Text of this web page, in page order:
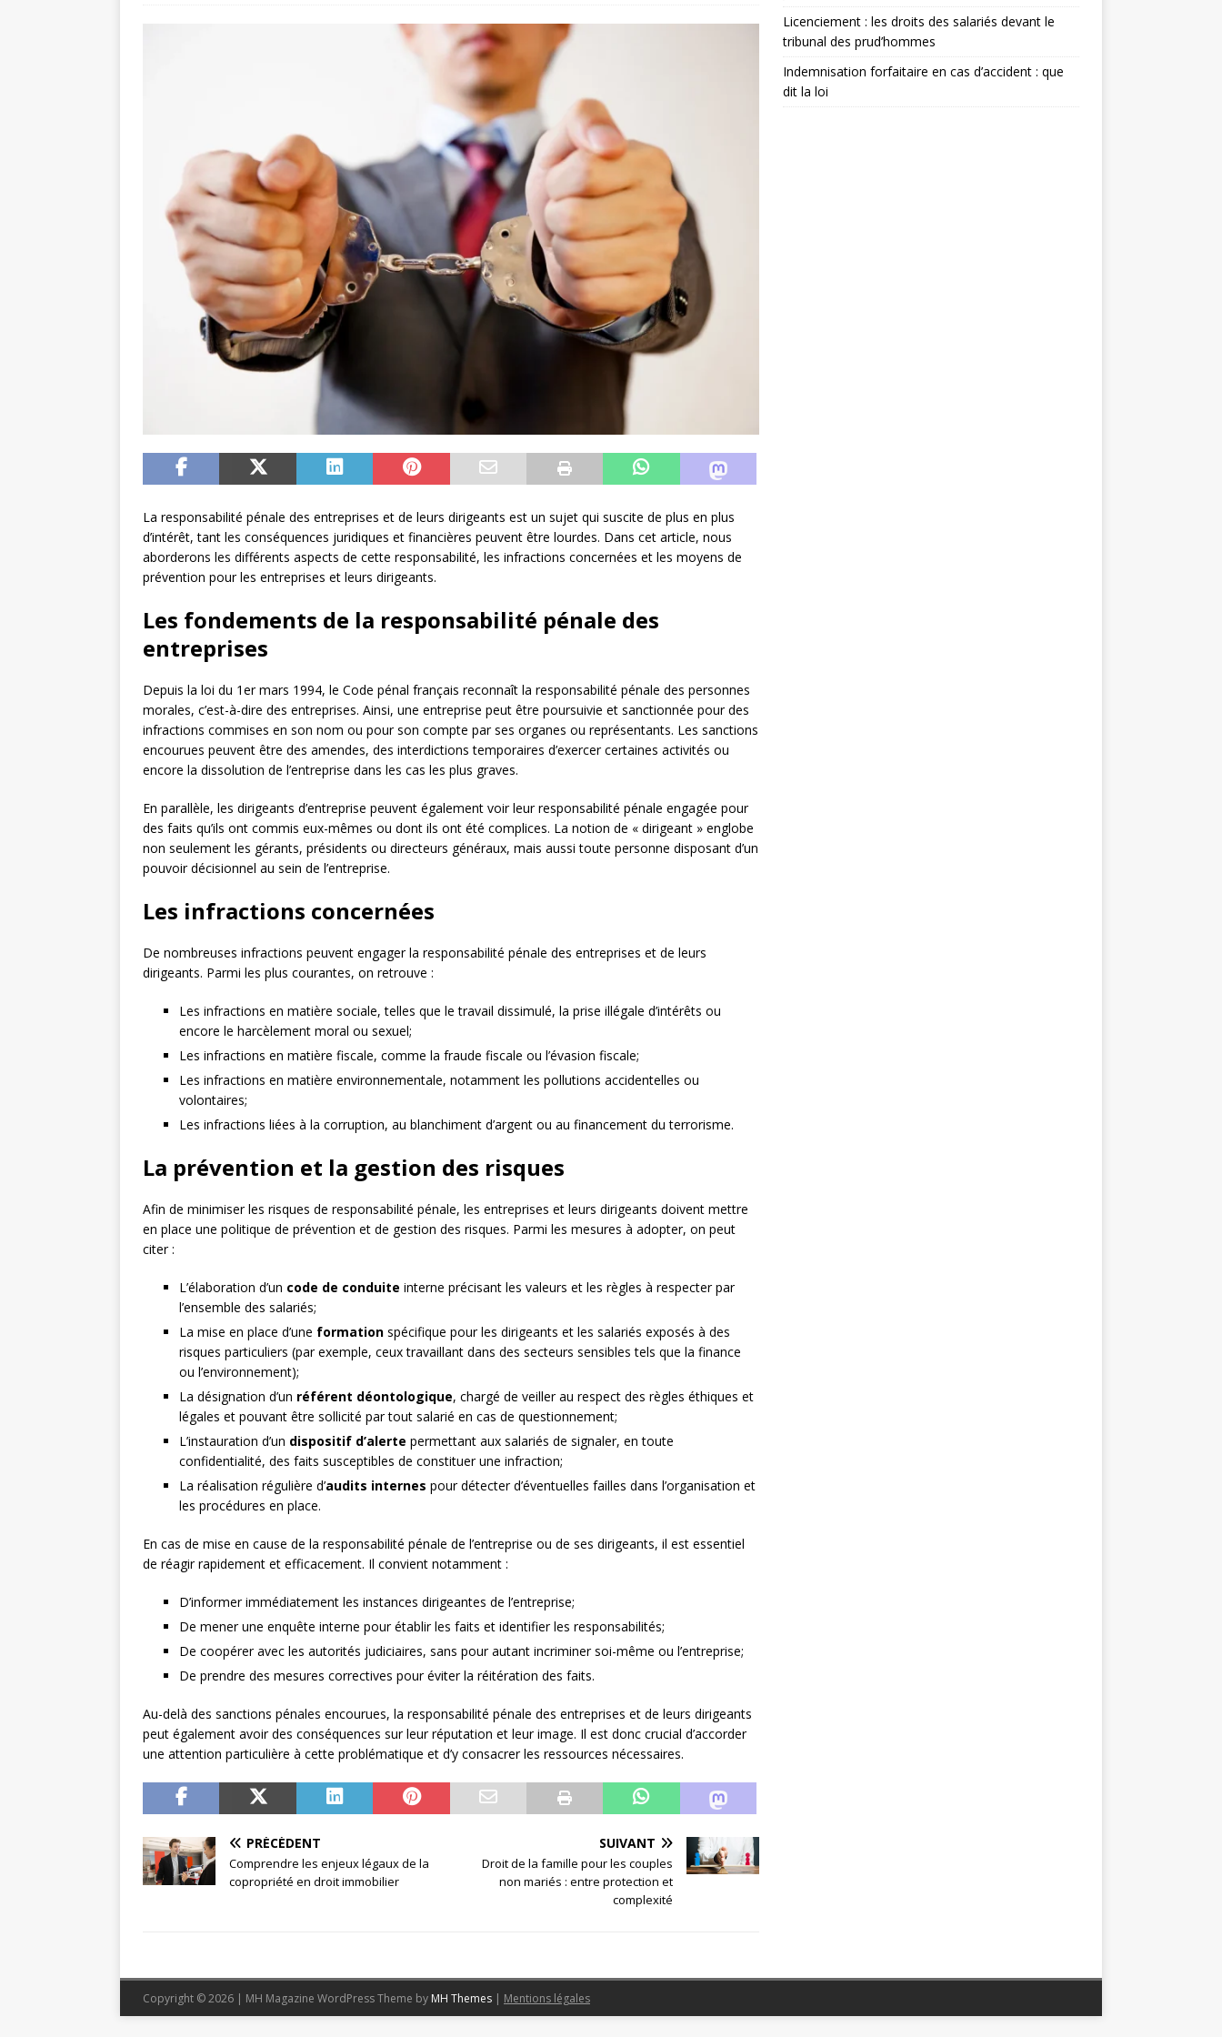
La responsabilité pénale des entreprises et de leurs dirigeants est un sujet qui suscite de plus en plus
d’intérêt, tant les conséquences juridiques et financières peuvent être lourdes. Dans cet article, nous
aborderons les différents aspects de cette responsabilité, les infractions concernées et les moyens de
prévention pour les entreprises et leurs dirigeants.
Les fondements de la responsabilité pénale des
entreprises
Depuis la loi du 1er mars 1994, le Code pénal français reconnaît la responsabilité pénale des personnes
morales, c’est-à-dire des entreprises. Ainsi, une entreprise peut être poursuivie et sanctionnée pour des
infractions commises en son nom ou pour son compte par ses organes ou représentants. Les sanctions
encourues peuvent être des amendes, des interdictions temporaires d’exercer certaines activités ou
encore la dissolution de l’entreprise dans les cas les plus graves.
En parallèle, les dirigeants d’entreprise peuvent également voir leur responsabilité pénale engagée pour
des faits qu’ils ont commis eux-mêmes ou dont ils ont été complices. La notion de « dirigeant » englobe
non seulement les gérants, présidents ou directeurs généraux, mais aussi toute personne disposant d’un
pouvoir décisionnel au sein de l’entreprise.
Les infractions concernées
De nombreuses infractions peuvent engager la responsabilité pénale des entreprises et de leurs
dirigeants. Parmi les plus courantes, on retrouve :
Les infractions en matière sociale, telles que le travail dissimulé, la prise illégale d’intérêts ou
encore le harcèlement moral ou sexuel;
Les infractions en matière fiscale, comme la fraude fiscale ou l’évasion fiscale;
Les infractions en matière environnementale, notamment les pollutions accidentelles ou
volontaires;
Les infractions liées à la corruption, au blanchiment d’argent ou au financement du terrorisme.
La prévention et la gestion des risques
Afin de minimiser les risques de responsabilité pénale, les entreprises et leurs dirigeants doivent mettre
en place une politique de prévention et de gestion des risques. Parmi les mesures à adopter, on peut
citer :
L’élaboration d’un code de conduite interne précisant les valeurs et les règles à respecter par
l’ensemble des salariés;
La mise en place d’une formation spécifique pour les dirigeants et les salariés exposés à des
risques particuliers (par exemple, ceux travaillant dans des secteurs sensibles tels que la finance
ou l’environnement);
La désignation d’un référent déontologique, chargé de veiller au respect des règles éthiques et
légales et pouvant être sollicité par tout salarié en cas de questionnement;
L’instauration d’un dispositif d’alerte permettant aux salariés de signaler, en toute
confidentialité, des faits susceptibles de constituer une infraction;
La réalisation régulière d’audits internes pour détecter d’éventuelles failles dans l’organisation et
les procédures en place.
En cas de mise en cause de la responsabilité pénale de l’entreprise ou de ses dirigeants, il est essentiel
de réagir rapidement et efficacement. Il convient notamment :
D’informer immédiatement les instances dirigeantes de l’entreprise;
De mener une enquête interne pour établir les faits et identifier les responsabilités;
De coopérer avec les autorités judiciaires, sans pour autant incriminer soi-même ou l’entreprise;
De prendre des mesures correctives pour éviter la réitération des faits.
Au-delà des sanctions pénales encourues, la responsabilité pénale des entreprises et de leurs dirigeants
peut également avoir des conséquences sur leur réputation et leur image. Il est donc crucial d’accorder
une attention particulière à cette problématique et d’y consacrer les ressources nécessaires.
PRÉCÉDENT
Comprendre les enjeux légaux de la
copropriété en droit immobilier
SUIVANT
Droit de la famille pour les couples
non mariés : entre protection et
complexité
Licenciement : les droits des salariés devant le
tribunal des prud’hommes
Indemnisation forfaitaire en cas d’accident : que
dit la loi
Copyright © 2026 | MH Magazine WordPress Theme by MH Themes | Mentions légales